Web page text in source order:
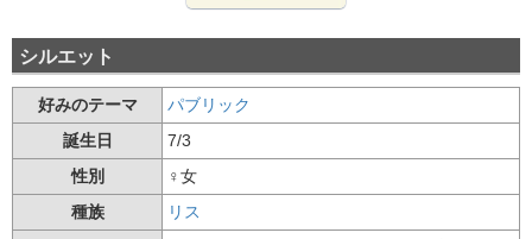
シルエット
好みのテーマ
パブリック
誕生日
7/3
性別
♀女
種族
リス